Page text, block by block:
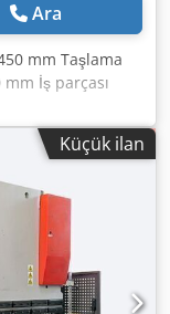
Ara
mm Taşlama
İş parçası
mil hızı: 63 -
m/s Alan
taşlama
ve satıcıda
taşlama aparatı
arası
- 600 mm
Küçük ilan